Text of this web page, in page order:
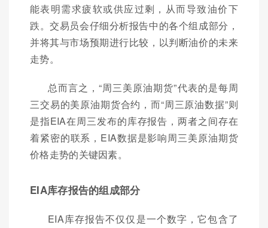
能表明需求疲软或供应过剩，从而导致油价下
跌。交易员会仔细分析报告中的各个组成部分，
并将其与市场预期进行比较，以判断油价的未来
走势。
总而言之，“周三美原油期货”代表的是每周
三交易的美原油期货合约，而“周三原油数据”则
是指EIA在周三发布的库存报告，两者之间存在
着紧密的联系，EIA数据是影响周三美原油期货
价格走势的关键因素。
EIA库存报告的组成部分
EIA库存报告不仅仅是一个数字，它包含了